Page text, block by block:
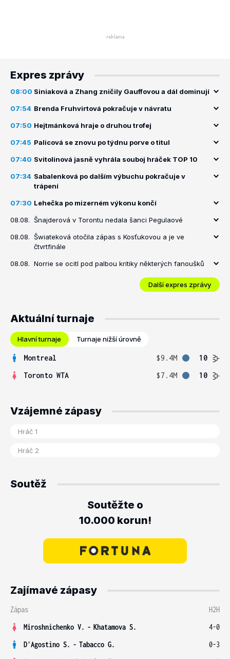
Expres zprávy
08:00 Siniaková a Zhang zničily Gauffovou a dál dominují
07:54 Brenda Fruhvirtová pokračuje v návratu
07:50 Hejtmánková hraje o druhou trofej
07:45 Palicová se znovu po týdnu porve o titul
07:40 Svitolinová jasně vyhrála souboj hráček TOP 10
07:34 Sabalenková po dalším výbuchu pokračuje v
trápení
07:30 Lehečka po mizerném výkonu končí
08.08. Šnajderová v Torontu nedala šanci Pegulaové
08.08. Šwiateková otočila zápas s Kosťukovou a je ve
čtvrtfinále
08.08. Norrie se ocitl pod palbou kritiky některých fanoušků
Další expres zprávy
Aktuální turnaje
Hlavní turnaje Turnaje nižší úrovně
Montreal $9.4M
10
Toronto WTA
$7.4M 10
Vzájemné zápasy
Soutěž
Soutěžte o
10.000 korun!
Zajímavé zápasy
Zápas
H2H
Miroshnichenko V. - Khatamova S.
4-0
D'Agostino S. - Tabacco G.
0-3